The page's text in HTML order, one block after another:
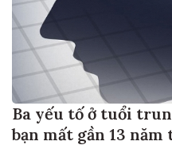
Ba yếu tố ở tuổi
bạn mất gần 13